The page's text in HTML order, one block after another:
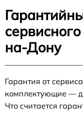
на-Дону
Гарантия от
комплектующие —
Что считается